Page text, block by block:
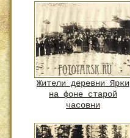
Жители деревни Ярки
на фоне старой
часовни